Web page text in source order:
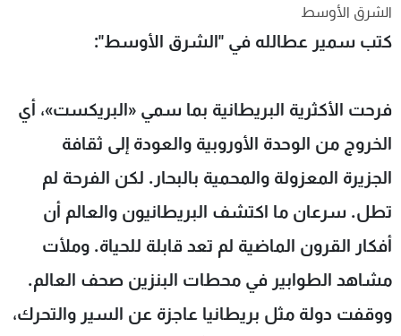
الشرق الأوسط
كتب سمير عطالله في "الشرق الأوسط":
فرحت الأكثرية البريطانية بما سمي «البريكست»، أي
الخروج من الوحدة الأوروبية والعودة إلى ثقافة
الجزيرة المعزولة والمحمية بالبحار. لكن الفرحة لم
تطل. سرعان ما اكتشف البريطانيون والعالم أن
أفكار القرون الماضية لم تعد قابلة للحياة. وملأت
مشاهد الطوابير في محطات البنزين صحف العالم.
ووقفت دولة مثل بريطانيا عاجزة عن السير والتحرك،
شاهد البرامج
الترددات
عن MTV
الإنـتـاج
لاعلاناتكم
وظائف
تواصل معنا
شروط الإسـتخدام
سياسة الخصوصية